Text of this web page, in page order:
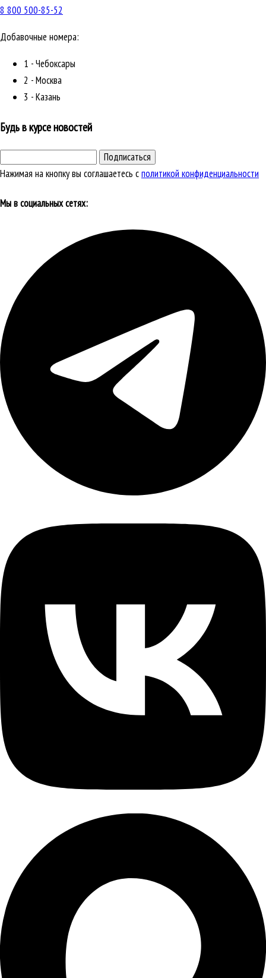
8 800 500-85-52
Добавочные номера:
1 - Чебоксары
2 - Москва
3 - Казань
Будь в курсе новостей
Подписаться
Нажимая на кнопку вы соглашаетесь сполитикой конфиденциальности
Мы в социальных сетях: